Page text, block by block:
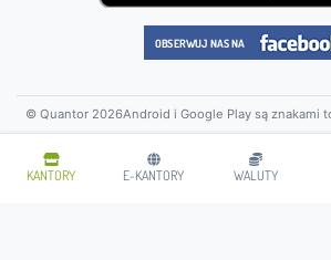
KANTORY E-KANTORY WALUTY
© Quantor 2026Android i Google Play są znakami